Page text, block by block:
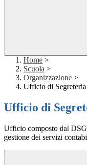
Home >
Scuola >
Organizzazione >
Ufficio di Segreteria
Ufficio di
Ufficio composto dal
gestione dei servizi